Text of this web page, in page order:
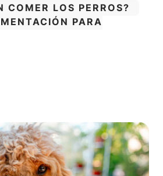
COMER LOS PERROS?
PARA